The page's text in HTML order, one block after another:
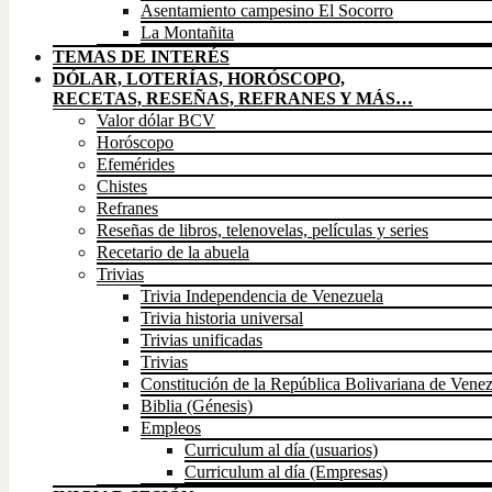
Asentamiento campesino El Socorro
La Montañita
TEMAS DE INTERÉS
DÓLAR, LOTERÍAS, HORÓSCOPO,
RECETAS, RESEÑAS, REFRANES Y MÁS…
Valor dólar BCV
Horóscopo
Efemérides
Chistes
Refranes
Reseñas de libros, telenovelas, películas y series
Recetario de la abuela
Trivias
Trivia Independencia de Venezuela
Trivia historia universal
Trivias unificadas
Trivias
Constitución de la República Bolivariana de
Biblia (Génesis)
Empleos
Curriculum al día (usuarios)
Curriculum al día (Empresas)